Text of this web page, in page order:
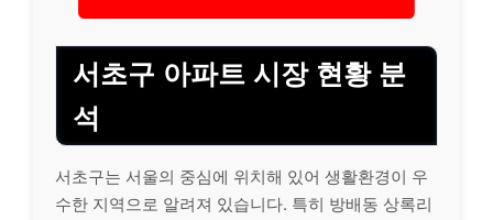
서초구 아파트 시장 현황 분
석
서초구는 서울의 중심에 위치해 있어 생활환경이 우
수한 지역으로 알려져 있습니다. 특히 방배동 상록리